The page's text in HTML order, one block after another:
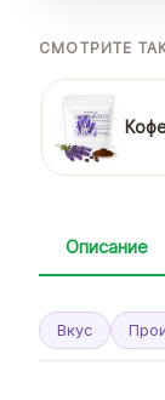
СМОТРИТЕ
Описание
Вкус